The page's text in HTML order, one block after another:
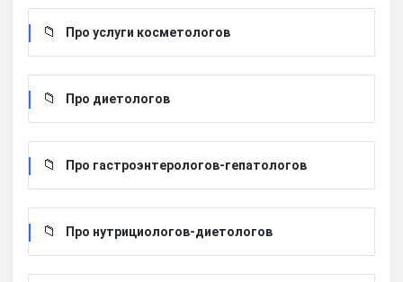
Про услуги косметологов
Про диетологов
Про гастроэнтерологов-гепатологов
Про нутрициологов-диетологов